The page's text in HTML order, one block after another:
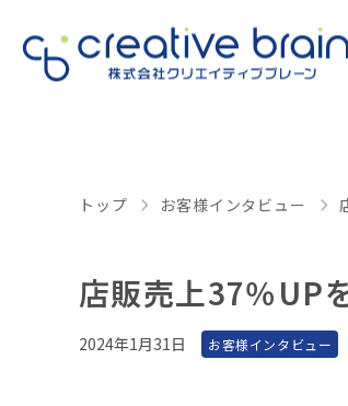
トップ お客様インタビュー
店販売上37％UP
2024年1月31日 お客様インタビュー